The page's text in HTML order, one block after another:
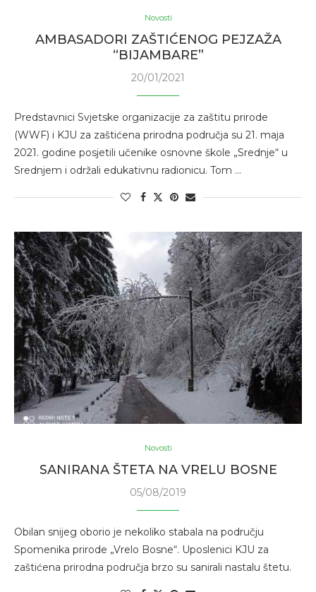
Novosti
AMBASADORI ZAŠTIĆENOG PEJZAŽA
“BIJAMBARE”
20/01/2021
Predstavnici Svjetske organizacije za zaštitu prirode
(WWF) i KJU za zaštićena prirodna područja su 21. maja
2021. godine posjetili učenike osnovne škole „Srednje“ u
Srednjem i održali edukativnu radionicu. Tom …
Novosti
SANIRANA ŠTETA NA VRELU BOSNE
05/08/2019
Obilan snijeg oborio je nekoliko stabala na području
Spomenika prirode „Vrelo Bosne“. Uposlenici KJU za
zaštićena prirodna područja brzo su sanirali nastalu štetu.